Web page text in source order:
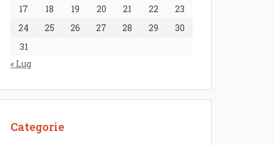
17
18 19 20 21 22
23
24
25 26 27 28 29
30
31
« Lug
Categorie